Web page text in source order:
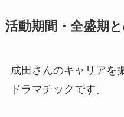
活動期間・全盛期
成田さんのキャリアを
ドラマチックです。